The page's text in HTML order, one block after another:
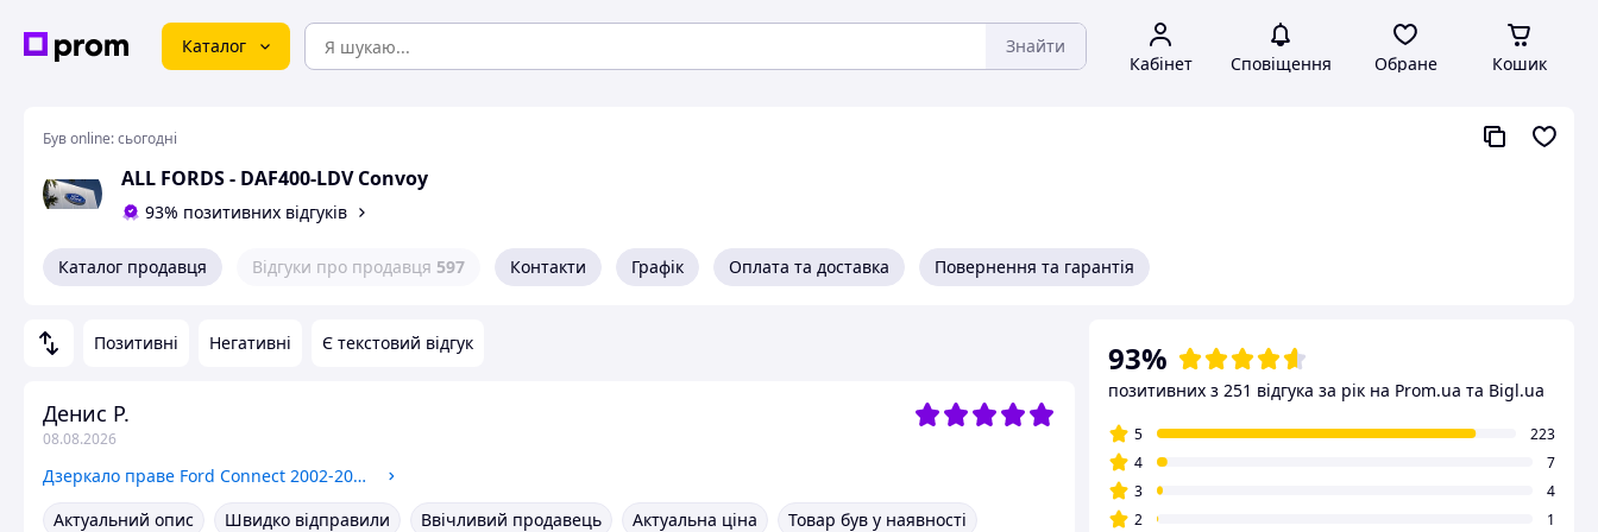
Каталог Знайти
Кабінет Сповіщення Обране Кошик
Був online:сьогодні
ALL FORDS - DAF400-LDV Convoy
93% позитивних відгуків
Каталог продавця Відгуки про продавця 597 Контакти Графік Оплата та доставка Повернення та гарантія
Позитивні Негативні Є текстовий відгук
Денис Р.
08.08.2026
Дзеркало праве Ford Connect 2002-2013 (Механіка) BSG
Актуальний опис
Швидко відправили Ввічливий продавець Актуальна ціна
Товар був у наявності
93%
позитивних з 251 відгука за рік на Prom.ua та Bigl.ua
5
223
4
7
3
4
2
1